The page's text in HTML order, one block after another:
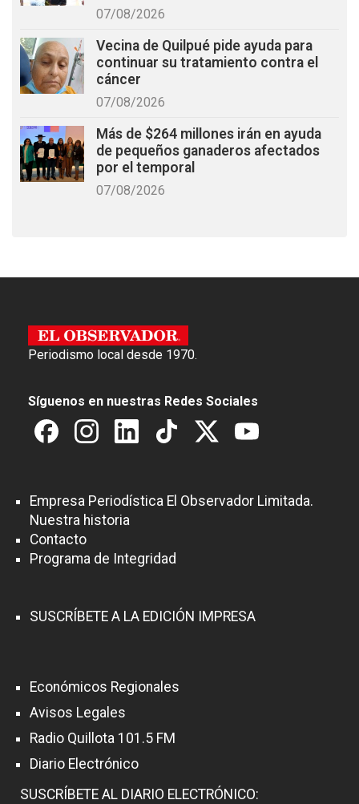
07/08/2026
Vecina de Quilpué pide ayuda para
continuar su tratamiento contra el
cáncer
07/08/2026
Más de $264 millones irán en ayuda
de pequeños ganaderos afectados
por el temporal
07/08/2026
Periodismo local desde 1970.
Síguenos en nuestras Redes Sociales
Empresa Periodística El Observador Limitada.
Nuestra historia
Contacto
Programa de Integridad
SUSCRÍBETE A LA EDICIÓN IMPRESA
Económicos Regionales
Avisos Legales
Radio Quillota 101.5 FM
Diario Electrónico
SUSCRÍBETE AL DIARIO ELECTRÓNICO: